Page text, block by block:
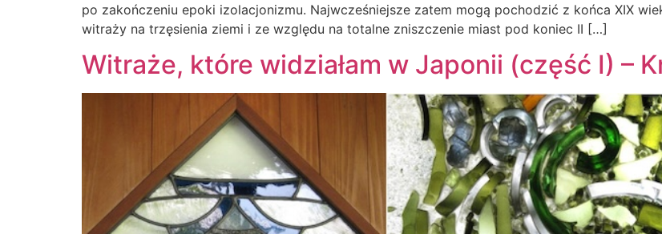
po zakończeniu epoki izolacjonizmu. Najwcześniejsze zatem mogą pochodzić z końca XIX
witraży na trzęsienia ziemi i ze względu na totalne zniszczenie miast pod koniec II […]
Witraże, które widziałam w Japonii (część I) –